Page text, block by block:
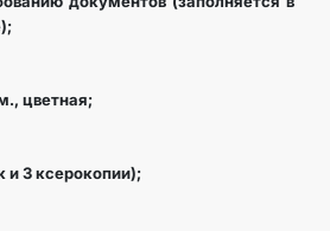
цветная;
и 3 ксерокопии);